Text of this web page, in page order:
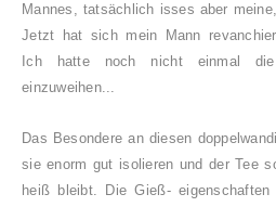
Mannes, tatsächlich isses aber
Jetzt hat sich mein Mann
Ich hatte noch nicht einmal die
einzuweihen...
Das Besondere an diesen
sie enorm gut isolieren und der Tee
heiß bleibt. Die Gieß-